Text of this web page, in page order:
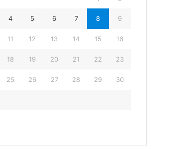
4 5 6 7 8 9
11 12 13 14 15 16
18 19 20 21 22 23
25 26 27 28 29 30